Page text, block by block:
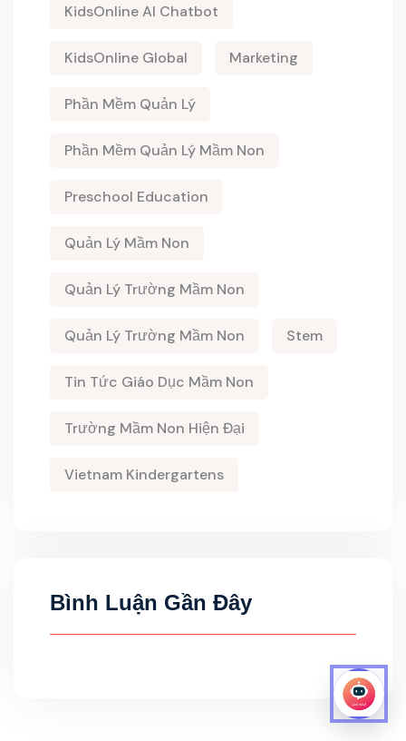
KidsOnline AI Chatbot
KidsOnline Global Marketing
Phần Mềm Quản Lý
Phần Mềm Quản Lý Mầm Non
Preschool Education
Quản Lý Mầm Non
Quản Lý Trường Mầm Non
Quản Lý Trường Mầm Non Stem
Tin Tức Giáo Dục Mầm Non
Trường Mầm Non Hiện Đại
Vietnam Kindergartens
Bình Luận Gần Đây